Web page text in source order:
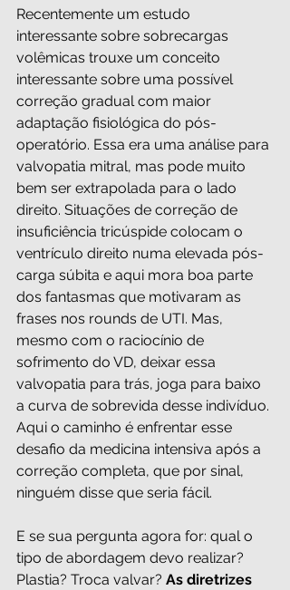
Recentemente um estudo
interessante sobre sobrecargas
volêmicas trouxe um conceito
interessante sobre uma possível
correção gradual com maior
adaptação fisiológica do pós-
operatório. Essa era uma análise para
valvopatia mitral, mas pode muito
bem ser extrapolada para o lado
direito. Situações de correção de
insuficiência tricúspide colocam o
ventrículo direito numa elevada pós-
carga súbita e aqui mora boa parte
dos fantasmas que motivaram as
frases nos rounds de UTI. Mas,
mesmo com o raciocínio de
sofrimento do VD, deixar essa
valvopatia para trás, joga para baixo
a curva de sobrevida desse indivíduo.
Aqui o caminho é enfrentar esse
desafio da medicina intensiva após a
correção completa, que por sinal,
ninguém disse que seria fácil.
E se sua pergunta agora for: qual o
tipo de abordagem devo realizar?
Plastia? Troca valvar? As diretrizes